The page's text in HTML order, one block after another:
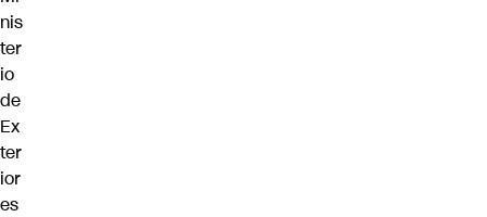
nis
ter
io
de
Ex
ter
ior
es